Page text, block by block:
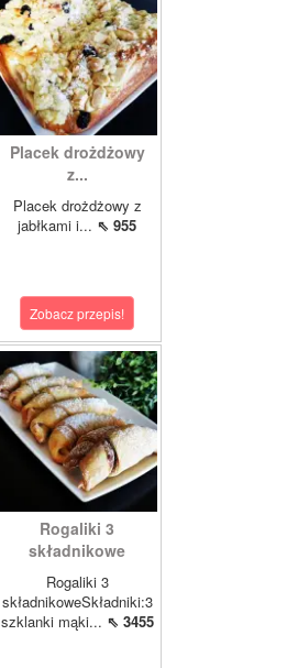
Placek drożdżowy
z...
Placek drożdżowy z
jabłkami i... ⇖ 955
Zobacz przepis!
Rogaliki 3
składnikowe
Rogaliki 3
składnikoweSkładniki:3
szklanki mąki... ⇖ 3455